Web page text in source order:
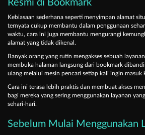
Resmi di Bookmark
Kebiasaan sederhana seperti menyimpan alamat
ternyata cukup membantu dalam penggunaan
waktu, cara ini juga membantu mengurangi
alamat yang tidak dikenal.
Banyak orang yang rutin mengakses sebuah
membuka halaman langsung dari bookmark
ulang melalui mesin pencari setiap kali ingin masuk
Cara ini terasa lebih praktis dan membuat akses
bagi mereka yang sering menggunakan layanan
sehari-hari.
Sebelum Mulai Menggunakan